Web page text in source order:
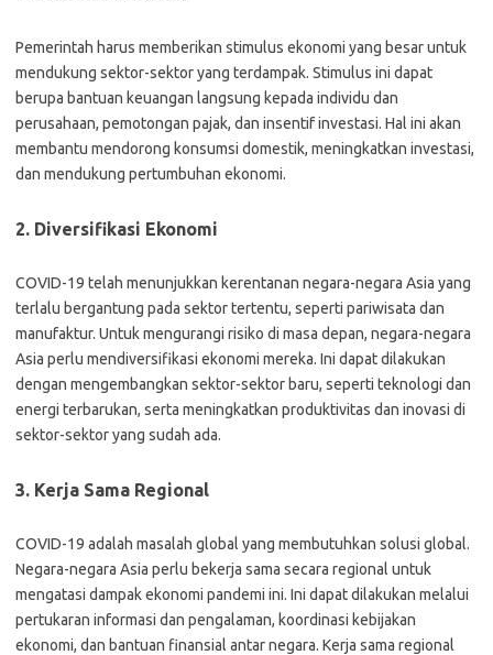
Pemerintah harus memberikan stimulus ekonomi yang besar untuk
mendukung sektor-sektor yang terdampak. Stimulus ini dapat
berupa bantuan keuangan langsung kepada individu dan
perusahaan, pemotongan pajak, dan insentif investasi. Hal ini akan
membantu mendorong konsumsi domestik, meningkatkan investasi,
dan mendukung pertumbuhan ekonomi.
2. Diversifikasi Ekonomi
COVID-19 telah menunjukkan kerentanan negara-negara Asia yang
terlalu bergantung pada sektor tertentu, seperti pariwisata dan
manufaktur. Untuk mengurangi risiko di masa depan, negara-negara
Asia perlu mendiversifikasi ekonomi mereka. Ini dapat dilakukan
dengan mengembangkan sektor-sektor baru, seperti teknologi dan
energi terbarukan, serta meningkatkan produktivitas dan inovasi di
sektor-sektor yang sudah ada.
3. Kerja Sama Regional
COVID-19 adalah masalah global yang membutuhkan solusi global.
Negara-negara Asia perlu bekerja sama secara regional untuk
mengatasi dampak ekonomi pandemi ini. Ini dapat dilakukan melalui
pertukaran informasi dan pengalaman, koordinasi kebijakan
ekonomi, dan bantuan finansial antar negara. Kerja sama regional